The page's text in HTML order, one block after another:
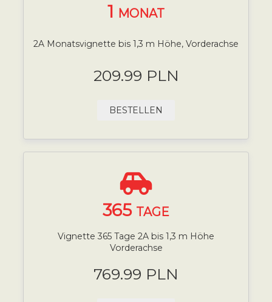
1 MONAT
2A Monatsvignette bis 1,3 m Höhe, Vorderachse
209.99 PLN
BESTELLEN
365 TAGE
Vignette 365 Tage 2A bis 1,3 m Höhe
Vorderachse
769.99 PLN